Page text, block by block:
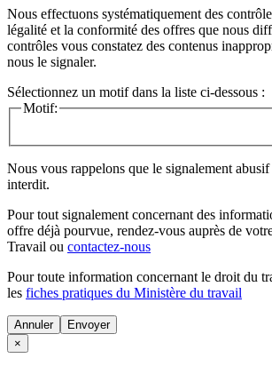
Nous effectuons systématiquement des
légalité et la conformité des offres que nous
contrôles vous constatez des contenus
nous le signaler.
Sélectionnez un motif dans la liste ci-dessous :
Motif:
Nous vous rappelons que le signalement abusif
interdit.
Pour tout signalement concernant des
offre déjà pourvue, rendez-vous auprès de
Travail ou contactez-nous
Pour toute information concernant le droit du
les fiches pratiques du Ministère du travail
Annuler
×